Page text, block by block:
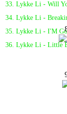
33. Lykke Li - Will
34. Lykke Li -
35. Lykke Li - I'M
36. Lykke Li - Little